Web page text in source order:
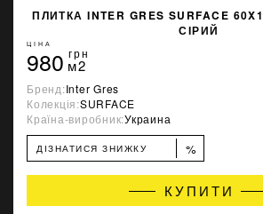
ПЛИТКА INTER GRES SURFACE
СІРИЙ
ЦІНА
980 грн
м2
Бренд:Inter Gres
Колекція:SURFACE
Країна-виробник:Украина
ДІЗНАТИСЯ ЗНИЖКУ %
КУПИТИ